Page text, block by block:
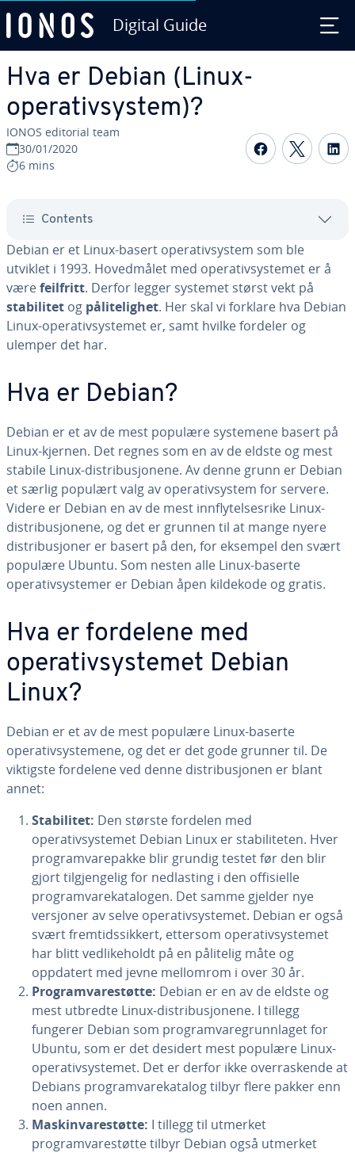
Digital Guide
Hva er Debian (Linux-
operativsystem)?
IONOS editorial team
30/01/2020
6 mins
Share on
Contents
Debian er et Linux-basert operativsystem som ble
utviklet i 1993. Hovedmålet med operativsystemet er å
værefeilfritt. Derfor legger systemet størst vekt på
stabilitet og pålitelighet. Her skal vi forklare hva Debian
Linux-operativsystemet er, samt hvilke fordeler og
ulemper det har.
Hva er Debian?
Debian er et av de mest populære systemene basert på
Linux-kjernen. Det regnes som en av de eldste og mest
stabile Linux-distribusjonene. Av denne grunn er Debian
et særlig populært valg av operativsystem for servere.
Videre er Debian en av de mest innflytelsesrike Linux-
distribusjonene, og det er grunnen til at mange nyere
distribusjoner er basert på den, for eksempel den svært
populære Ubuntu. Som nesten alle Linux-baserte
operativsystemer er Debian åpen kildekode og gratis.
Hva er fordelene med
operativsystemet Debian
Linux?
Debian er et av de mest populære Linux-baserte
operativsystemene, og det er det gode grunner til. De
viktigste fordelene ved denne distribusjonen er blant
annet:
Stabilitet: Den største fordelen med
operativsystemet Debian Linux er stabiliteten. Hver
programvarepakke blir grundig testet før den blir
gjort tilgjengelig for nedlasting i den offisielle
programvarekatalogen. Det samme gjelder nye
versjoner av selve operativsystemet. Debian er også
svært fremtidssikkert, ettersom operativsystemet
har blitt vedlikeholdt på en pålitelig måte og
oppdatert med jevne mellomrom i over 30 år.
Programvarestøtte: Debian er en av de eldste og
mest utbredte Linux-distribusjonene. I tillegg
fungerer Debian som programvaregrunnlaget for
Ubuntu, som er det desidert mest populære Linux-
operativsystemet. Det er derfor ikke overraskende at
Debians programvarekatalog tilbyr flere pakker enn
noen annen.
Maskinvarestøtte: I tillegg til utmerket
programvarestøtte tilbyr Debian også utmerket